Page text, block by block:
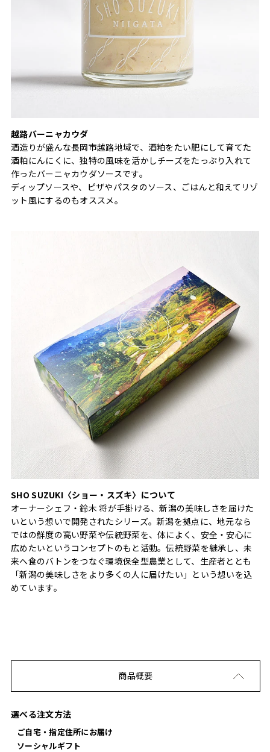
越路バーニャカウダ
酒造りが盛んな長岡市越路地域で、酒粕をたい肥にして育てた
酒粕にんにくに、独特の風味を活かしチーズをたっぷり入れて
作ったバーニャカウダソースです。
ディップソースや、ピザやパスタのソース、ごはんと和えてリゾ
ット風にするのもオススメ。
SHO SUZUKI〈ショー・スズキ〉について
オーナーシェフ・鈴木 将が手掛ける、新潟の美味しさを届けた
いという想いで開発されたシリーズ。新潟を拠点に、地元なら
ではの鮮度の高い野菜や伝統野菜を、体によく、安全・安心に
広めたいというコンセプトのもと活動。伝統野菜を継承し、未
来へ食のバトンをつなぐ環境保全型農業として、生産者ととも
「新潟の美味しさをより多くの人に届けたい」という想いを込
めています。
商品概要
選べる注文方法
ご自宅・指定住所にお届け
ソーシャルギフト